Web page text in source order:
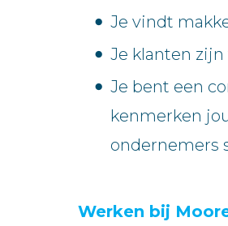
Je vindt
Je klanten
Je bent een
kenmerken
ondernemers
Werken bij